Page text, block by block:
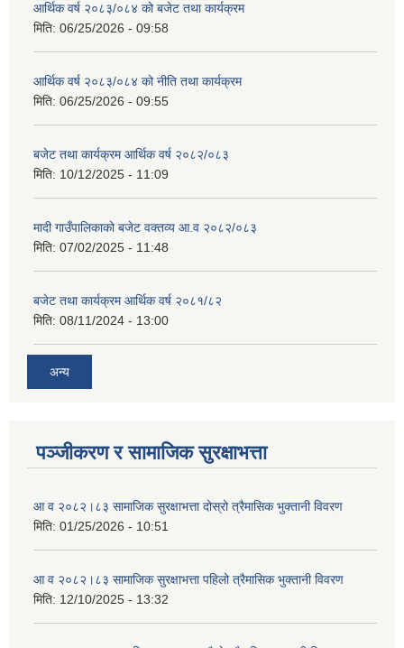
आर्थिक वर्ष २०८३/०८४ को बजेट तथा कार्यक्रम
मिति: 06/25/2026 - 09:58
आर्थिक वर्ष २०८३/०८४ को नीति तथा कार्यक्रम
मिति: 06/25/2026 - 09:55
बजेट तथा कार्यक्रम आर्थिक वर्ष २०८२/०८३
मिति: 10/12/2025 - 11:09
मादी गाउँपालिकाको बजेट वक्तव्य आ.व २०८२/०८३
मिति: 07/02/2025 - 11:48
बजेट तथा कार्यक्रम आर्थिक वर्ष २०८१/८२
मिति: 08/11/2024 - 13:00
अन्य
पञ्जीकरण र सामाजिक सुरक्षाभत्ता
आ व २०८२।८३ सामाजिक सुरक्षाभत्ता दोस्रो त्रैमासिक भुक्तानी विवरण
मिति: 01/25/2026 - 10:51
आ व २०८२।८३ सामाजिक सुरक्षाभत्ता पहिलो त्रैमासिक भुक्तानी विवरण
मिति: 12/10/2025 - 13:32